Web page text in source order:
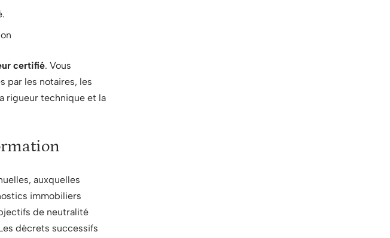
certifié. Vous
par les notaires, les
rigueur technique et la
auxquelles
immobiliers
de neutralité
décrets successifs